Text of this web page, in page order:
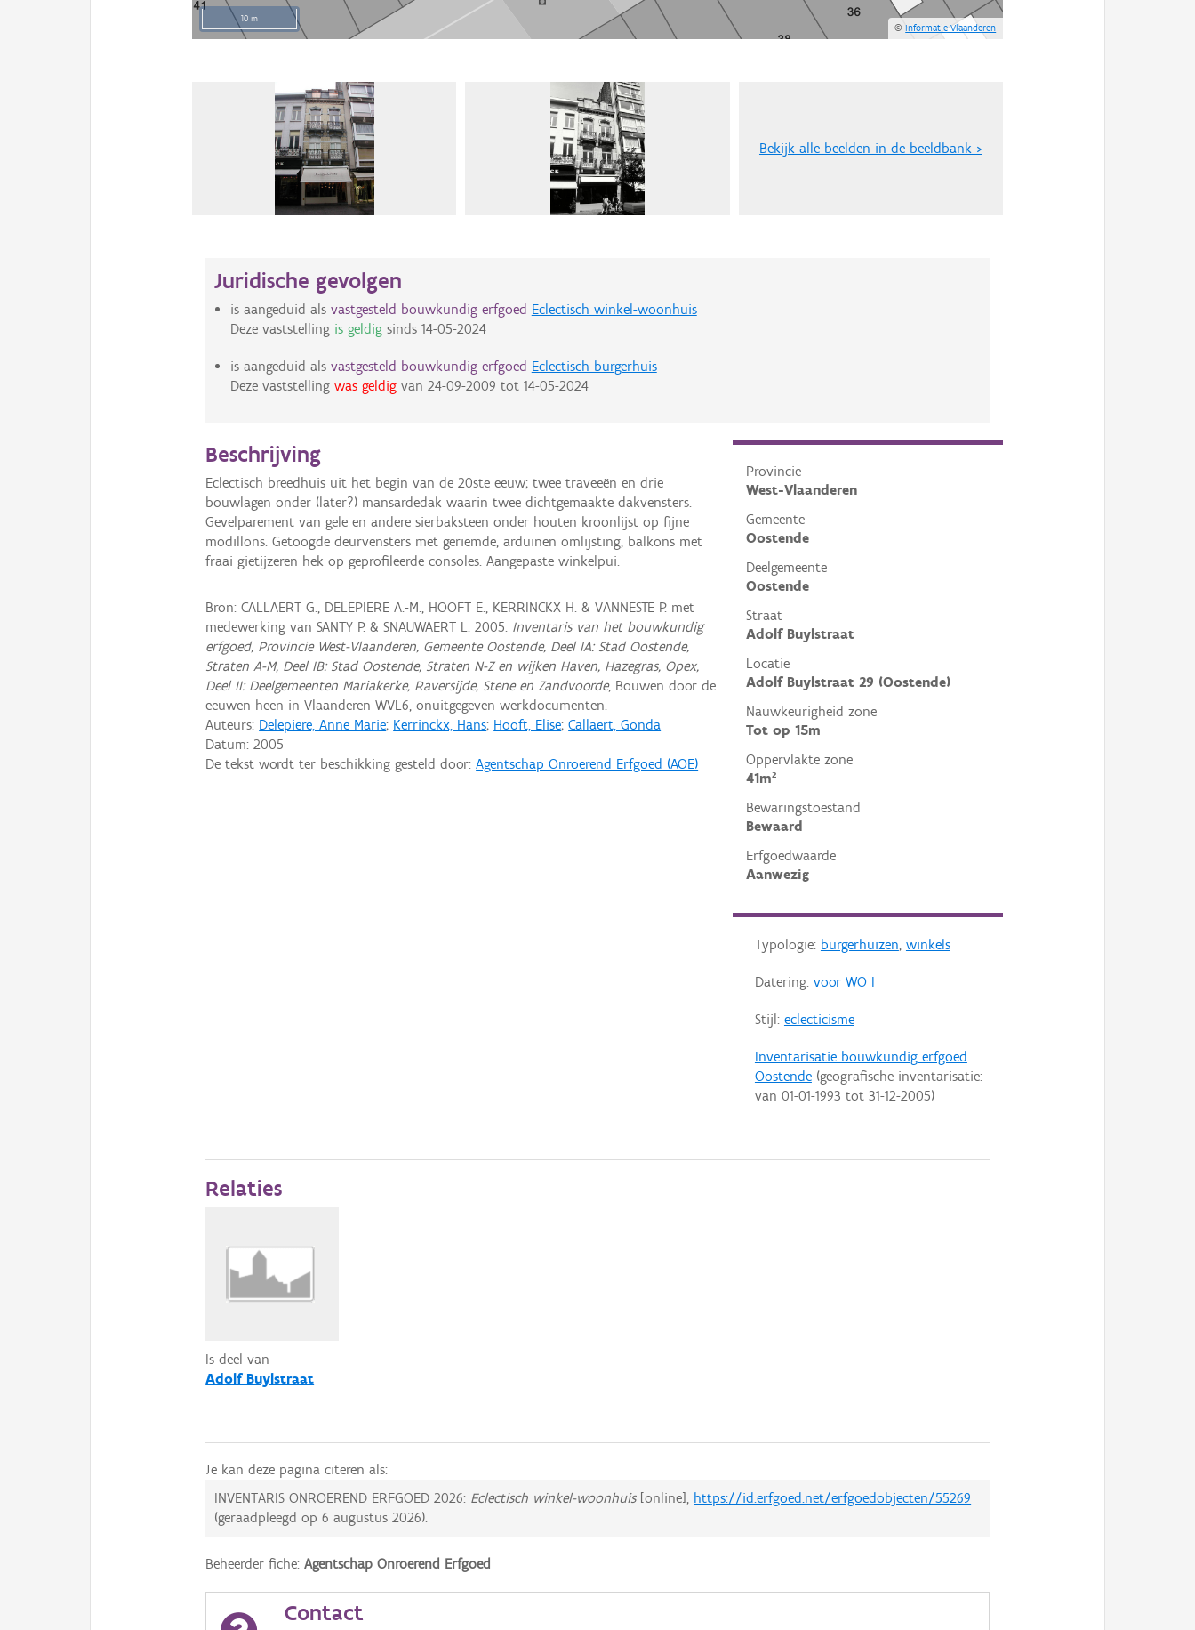
10 m
©Informatie Vlaanderen
Bekijk alle beelden in de beeldbank >
Juridische gevolgen
is aangeduid als vastgesteld bouwkundig erfgoed Eclectisch winkel-woonhuis
Deze vaststelling is geldigsinds 14-05-2024
is aangeduid als vastgesteld bouwkundig erfgoed Eclectisch burgerhuis
Deze vaststelling was geldigvan 24-09-2009 tot 14-05-2024
Provincie
West-Vlaanderen
Gemeente
Oostende
Deelgemeente
Oostende
Straat
Adolf Buylstraat
Locatie
Adolf Buylstraat 29 (Oostende)
Nauwkeurigheid zone
Tot op 15m
Oppervlakte zone
41m²
Bewaringstoestand
Bewaard
Erfgoedwaarde
Aanwezig
Typologie: burgerhuizen, winkels
Datering: voor WO I
Stijl: eclecticisme
Inventarisatie bouwkundig erfgoed
Oostende(geografische inventarisatie:
van 01-01-1993 tot 31-12-2005)
Beschrijving
Eclectisch breedhuis uit het begin van de 20ste eeuw; twee traveeën en drie
bouwlagen onder (later?) mansardedak waarin twee dichtgemaakte dakvensters.
Gevelparement van gele en andere sierbaksteen onder houten kroonlijst op fijne
modillons. Getoogde deurvensters met geriemde, arduinen omlijsting, balkons met
fraai gietijzeren hek op geprofileerde consoles. Aangepaste winkelpui.
Bron: CALLAERT G., DELEPIERE A.-M., HOOFT E., KERRINCKX H. & VANNESTE P. met
medewerking van SANTY P. & SNAUWAERT L. 2005: Inventaris van het bouwkundig
erfgoed, Provincie West-Vlaanderen, Gemeente Oostende, Deel IA: Stad Oostende,
Straten A-M, Deel IB: Stad Oostende, Straten N-Z en wijken Haven, Hazegras, Opex,
Deel II: Deelgemeenten Mariakerke, Raversijde, Stene en Zandvoorde, Bouwen door de
eeuwen heen in Vlaanderen WVL6, onuitgegeven werkdocumenten.
Auteurs: Delepiere, Anne Marie; Kerrinckx, Hans; Hooft, Elise;Callaert, Gonda
Datum:2005
De tekst wordt ter beschikking gesteld door:Agentschap Onroerend Erfgoed (AOE)
Relaties
Is deel van
Adolf Buylstraat
Je kan deze pagina citeren als:
INVENTARIS ONROEREND ERFGOED 2026: Eclectisch winkel-woonhuis[online], https://id.erfgoed.net/erfgoedobjecten/55269
(geraadpleegd op6 augustus 2026).
Beheerder fiche:Agentschap Onroerend Erfgoed
Contact